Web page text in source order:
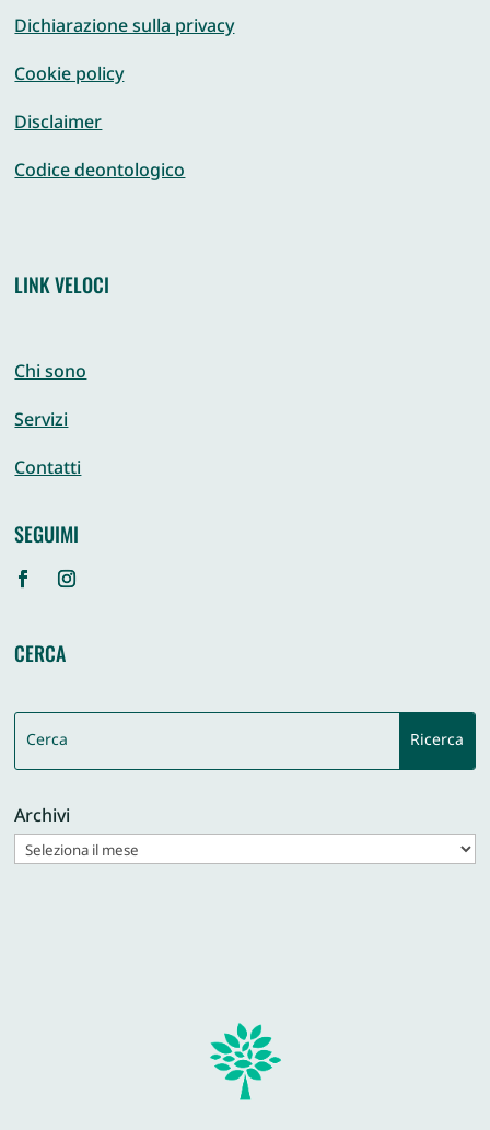
Dichiarazione sulla privacy
Cookie policy
Disclaimer
Codice deontologico
LINK VELOCI
Chi sono
Servizi
Contatti
SEGUIMI
CERCA
Archivi